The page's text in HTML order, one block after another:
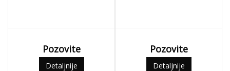
Pozovite
Detaljnije
Pozovite
Detaljnije